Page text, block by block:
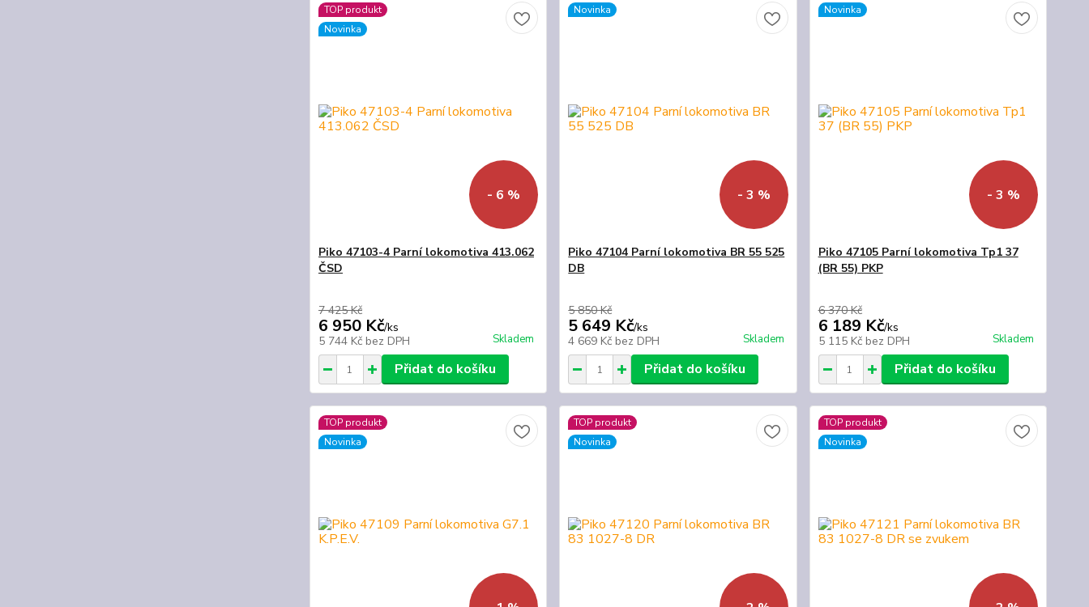
TOP produkt
Novinka
- 6 %
Piko 47103-4 Parní lokomotiva 413.062
ČSD
7 425 Kč
6 950 Kč/ks
5 744 Kč bez DPH Skladem
Přidat do košíku
Novinka
- 3 %
Piko 47104 Parní lokomotiva BR 55 525
DB
5 850 Kč
5 649 Kč/ks
4 669 Kč bez DPH Skladem
Přidat do košíku
Novinka
- 3 %
Piko 47105 Parní lokomotiva Tp1 37
(BR 55) PKP
6 370 Kč
6 189 Kč/ks
5 115 Kč bez DPH Skladem
Přidat do košíku
TOP produkt
Novinka
TOP produkt
Novinka
TOP produkt
Novinka